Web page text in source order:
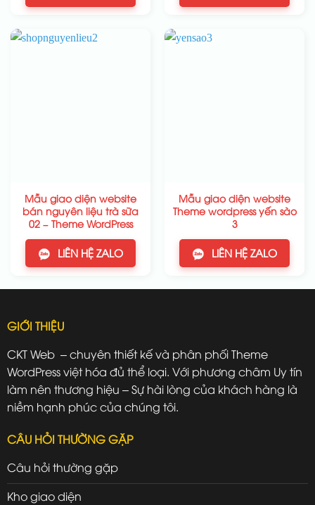
Mẫu giao diện website
bán nguyên liệu trà sữa
02 – Theme WordPress
LIÊN HỆ ZALO
Mẫu giao diện website
Theme wordpress yến sào
3
LIÊN HỆ ZALO
GIỚI THIỆU
CKT Web – chuyên thiết kế và phân phối Theme
WordPress việt hóa đủ thể loại. Với phương châm Uy tín
làm nên thương hiệu – Sự hài lòng của khách hàng là
niềm hạnh phúc của chúng tôi.
CÂU HỎI THƯỜNG GẶP
Câu hỏi thường gặp
Kho giao diện